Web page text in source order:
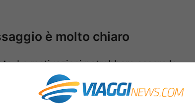
è molto chiaro
. Le motivazioni potrebbero essere le